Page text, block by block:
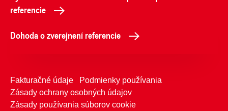
referencie
Dohoda o zverejnení referencie
Fakturačné údaje
Podmienky používania
Zásady ochrany osobných údajov
Zásady používania súborov cookie